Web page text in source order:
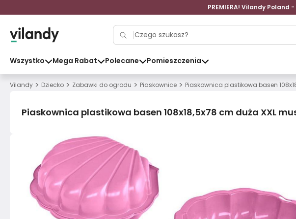
PREMIERA! Vilandy
Wszystko Mega Rabat Polecane Pomieszczenia
Vilandy > Dziecko > Zabawki do ogrodu > Piaskownice > Piaskownica plastikowa basen
Piaskownica plastikowa basen 108x18,5x78 cm duża XXL